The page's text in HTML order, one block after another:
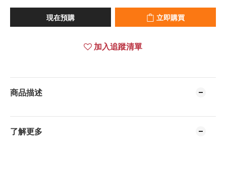
現在預購 立即購買
加入追蹤清單
商品描述
了解更多